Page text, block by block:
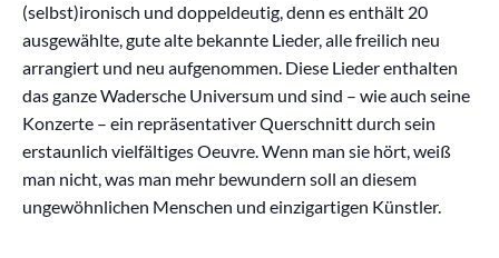
(selbst)ironisch und doppeldeutig, denn es enthält 20
ausgewählte, gute alte bekannte Lieder, alle freilich neu
arrangiert und neu aufgenommen. Diese Lieder enthalten
das ganze Wadersche Universum und sind – wie auch seine
Konzerte – ein repräsentativer Querschnitt durch sein
erstaunlich vielfältiges Oeuvre. Wenn man sie hört, weiß
man nicht, was man mehr bewundern soll an diesem
ungewöhnlichen Menschen und einzigartigen Künstler.